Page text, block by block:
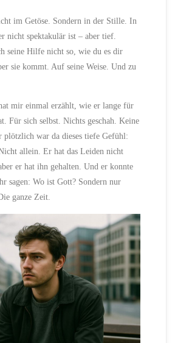
im Getöse. Sondern in der Stille. In
nicht spektakulär ist – aber tief.
seine Hilfe nicht so, wie du es dir
sie kommt. Auf seine Weise. Und zu
mir einmal erzählt, wie er lange für
Für sich selbst. Nichts geschah. Keine
plötzlich war da dieses tiefe Gefühl:
allein. Er hat das Leiden nicht
er hat ihn gehalten. Und er konnte
sagen: Wo ist Gott? Sondern nur
ganze Zeit.